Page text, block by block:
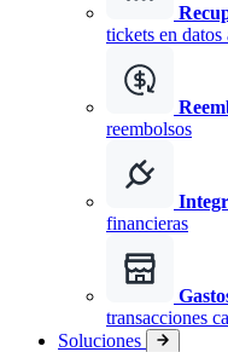
tickets en datos
reembolsos
financieras
transacciones
Soluciones